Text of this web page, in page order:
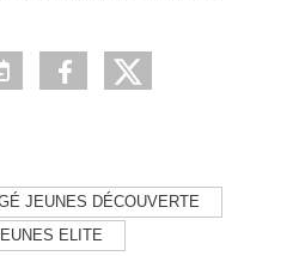
JEUNES DÉCOUVERTE
ELITE